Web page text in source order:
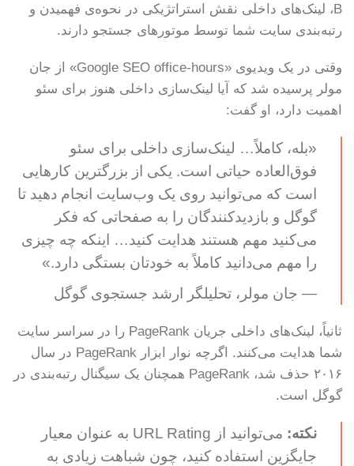
B، لینک‌های داخلی نقش استراتژیکی در نحوه‌ی فهمیدن و
رتبه‌بندی سایت شما توسط موتورهای جستجو دارند.
وقتی در یک ویدیوی «Google SEO office-hours» از جان
مولر پرسیده شد که آیا لینک‌سازی داخلی هنوز برای سئو
اهمیت دارد، او گفت:
«بله، کاملاً… لینک‌سازی داخلی برای سئو
فوق‌العاده حیاتی است. یکی از بزرگترین کارهایی
است که می‌توانید روی یک وب‌سایت انجام دهید تا
گوگل و بازدیدکنندگان را به صفحاتی که فکر
می‌کنید مهم هستند هدایت کنید… اینکه چه چیزی
را مهم می‌دانید کاملاً به خودتان بستگی دارد.»
— جان مولر، تحلیلگر ارشد جستجوی گوگل
ثانیاً، لینک‌های داخلی جریان PageRank را در سراسر سایت
شما هدایت می‌کنند. اگرچه نوار ابزار PageRank در سال
۲۰۱۶ حذف شد، PageRank همچنان یک سیگنال رتبه‌بندی در
گوگل است.
نکته:
می‌توانید از URL Rating به عنوان معیار
جایگزین استفاده کنید، چون شباهت زیادی به